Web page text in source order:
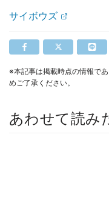
サイボウズ
※本記事は掲載時点の情報で
めご了承ください。
あわせて読み